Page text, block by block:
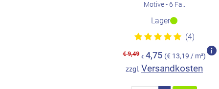
Motive - 6 Fa..
Lager
(4)
€ 9,49 € 4,75 (€ 13,19 / m²)
zzgl. Versandkosten